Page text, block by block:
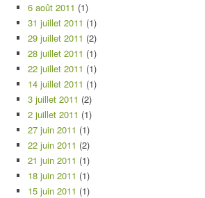
6 août 2011 (1)
31 juillet 2011 (1)
29 juillet 2011 (2)
28 juillet 2011 (1)
22 juillet 2011 (1)
14 juillet 2011 (1)
3 juillet 2011 (2)
2 juillet 2011 (1)
27 juin 2011 (1)
22 juin 2011 (2)
21 juin 2011 (1)
18 juin 2011 (1)
15 juin 2011 (1)